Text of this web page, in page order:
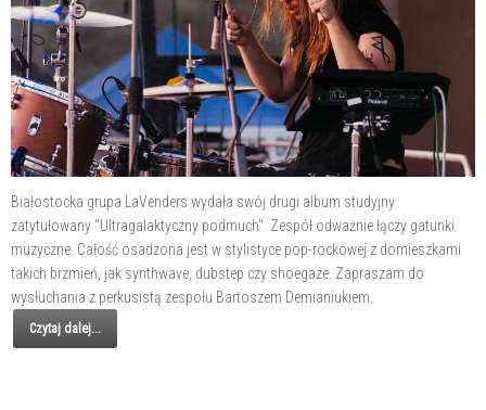
Białostocka grupa LaVenders wydała swój drugi album studyjny
zatytułowany "Ultragalaktyczny podmuch". Zespół odważnie łączy gatunki
muzyczne. Całość osadzona jest w stylistyce pop-rockowej z domieszkami
takich brzmień, jak synthwave, dubstep czy shoegaze. Zapraszam do
wysłuchania z perkusistą zespołu Bartoszem Demianiukiem.
Czytaj dalej...